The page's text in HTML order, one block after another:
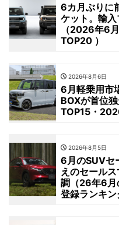
6カ月ぶりに
ケット。輸入
（2026年6
TOP20 ）
2026年8月6日
6月軽乗用市
BOXが首位
TOP15・
2026年8月5日
6月のSUVセ
えのセール
調（26年6月
登録ランキン